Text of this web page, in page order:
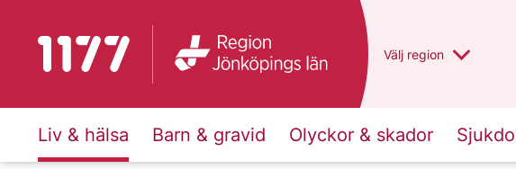
Till startsidan för 1177 Du har valt region
Välj en annan
region
Liv & hälsa Barn & gravid Olyckor & skador